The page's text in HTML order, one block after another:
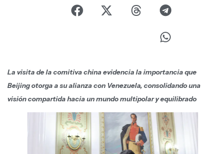
La visita de la comitiva china evidencia la importancia que
Beijing otorga a su alianza con Venezuela, consolidando una
visión compartida hacia un mundo multipolar y equilibrado